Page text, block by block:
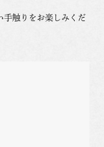
触りをお楽しみくだ